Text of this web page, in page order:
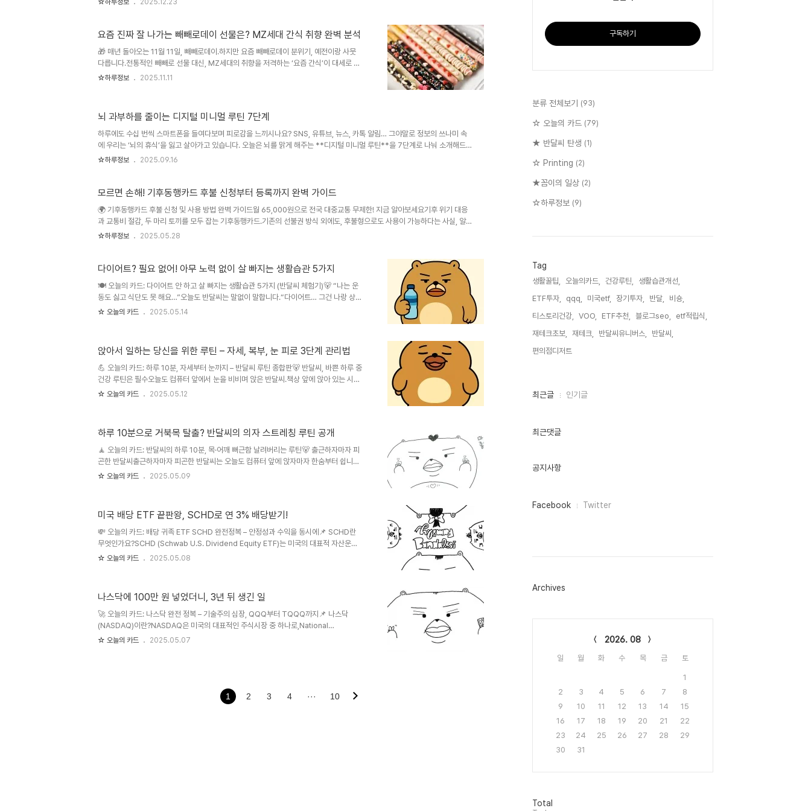
트렌드가 바뀐 이유예전 크리스마스 선물은 의미 중심이었다.커플이면 커플링, 친구면 다이
실용성과 소소한 즐거움을 동시에 만족시키는 선물이 강세다.가격대는 낮아졌지만 받는 사
람의 취향을 정확히..
☆하루정보 2025.12.23
요즘 진짜 잘 나가는 빼빼로데이 선물은? MZ세대 간식 취향 완벽 분석
🎁 매년 돌아오는 11월 11일, 빼빼로데이.하지만 요즘 빼빼로데이 분위기, 예전이랑 사뭇
다릅니다.전통적인 빼빼로 선물 대신, MZ세대의 취향을 저격하는 ‘요즘 간식’이 대세로 떠
오르고 있죠.그래서 준비했습니다.요즘 진짜 잘 나가는 빼빼로데이 선물과 MZ 간식 트렌드
막대과자’ 공식을 뛰어넘어, 새로운 의미를 부여하고 있습니다.🍫 요즘 잘 나가는 빼빼로데
이 간식 5선커스터마이징 수제 빼빼로자신이 직접 만든 수제 빼빼로를 선..
☆하루정보 2025.11.11
뇌 과부하를 줄이는 디지털 미니멀 루틴 7단계
하루에도 수십 번씩 스마트폰을 들여다보며 피로감을 느끼시나요? SNS, 유튜브, 뉴스, 카톡 알림… 그야말로 정보의 쓰나미 속
에 우리는 ‘뇌의 휴식’을 잃고 살아가고 있습니다. 오늘은 뇌를 맑게 해주는 **디지털 미니멀 루틴**을 7단계로 나눠 소개해드
릴게요. 바쁜 현대인이라면 반드시 읽고 실천해봐야 할 루틴입니다. --- ## 1. 알림 OFF! 뇌의 소음부터 차단하기 가장 먼저 실
- Android → 설정 ..
☆하루정보 2025.09.16
모르면 손해! 기후동행카드 후불 신청부터 등록까지 완벽 가이드
🌍 기후동행카드 후불 신청 및 사용 방법 완벽 가이드월 65,000원으로 전국 대중교통 무제한! 지금 알아보세요기후 위기 대응
과 교통비 절감, 두 마리 토끼를 모두 잡는 기후동행카드.기존의 선불권 방식 외에도, 후불형으로도 사용이 가능하다는 사실, 알
고 계셨나요?오늘은 티머니/우리카드 기반의 후불형 기후동행카드에 대해신청 절차부터 실제 사용 방법, 유의사항까지모든 정
역시 통합 가능🚍 버스, 지하철, 일부 환승 포함🕰️ 선불권 또는 후불카드 방식으..
☆하루정보 2025.05.28
다이어트? 필요 없어! 아무 노력 없이 살 빠지는 생활습관 5가지
🍽 오늘의 카드: 다이어트 안 하고 살 빠지는 생활습관 5가지 (반달씨 체험기)🐻 “나는 운
동도 싫고 식단도 못 해요…”오늘도 반달씨는 말없이 말합니다.“다이어트… 그건 나랑 상극
이지.”하지만 이상하게도, 반달씨는 요즘 몸이 가벼워졌습니다.무리한 다이어트 없이, 단지
실 ‘목마름’일 때가 많다!TIP: 물병을 눈앞에 두고 1시간마다 한 모금씩2️⃣ 서서 보내는 시간
늘리기의자에서 무조건 1시간에 한 번 일어나기 전..
☆ 오늘의 카드 2025.05.14
앉아서 일하는 당신을 위한 루틴 – 자세, 복부, 눈 피로 3단계 관리법
💪 오늘의 카드: 하루 10분, 자세부터 눈까지 – 반달씨 루틴 종합판🐻 반달씨, 바쁜 하루 중
건강 루틴은 필수오늘도 컴퓨터 앞에서 눈을 비비며 앉은 반달씨.책상 앞에 앉아 있는 시간
이 많다 보니복부는 무너지고, 자세는 구부정, 눈은 뻑뻑해지는 매일매일…“그냥 버티다 보
근육을 이완시켜 안구건조, 두통 예방⏱ 하루 10분 루틴 구성표루틴동작시간복부 루틴배
에 힘주며 자세 바로잡기1분무릎 위 손 얹고 복식호흡1분상체 세우며..
☆ 오늘의 카드 2025.05.12
하루 10분으로 거북목 탈출? 반달씨의 의자 스트레칭 루틴 공개
🧘 오늘의 카드: 반달씨의 하루 10분, 목·어깨 뻐근함 날려버리는 루틴🐻 출근하자마자 피
곤한 반달씨출근하자마자 피곤한 반달씨는 오늘도 컴퓨터 앞에 앉자마자 한숨부터 쉽니다.
화면에는 끝도 없는 메일, 끝나지 않는 보고서, 굽은 자세로 말라가는 어깨와 목… “왜인지
터를 계속 사용하는 삶 속에서거북목, 승모근 통증, 어깨 결림은 피할 수 없는 문제입니다.
하지만 하루 10분이면 달라질 수 있습니다.헬스 트레이너도, 장비도 필요 없습니다.의자..
☆ 오늘의 카드 2025.05.09
미국 배당 ETF 끝판왕, SCHD로 연 3% 배당받기!
💸 오늘의 카드: 배당 귀족 ETF SCHD 완전정복 – 안정성과 수익을 동시에📌 SCHD란
무엇인가요?SCHD (Schwab U.S. Dividend Equity ETF)는 미국의 대표적 자산운용
사 Charles Schwab이 만든배당 성장주 중심의 ETF입니다.단순히 높은 배당을 주는 것
가요? (핵심 매력 4가지)배당 수익률 + 성장성낮은 보수엄선된 종목 구성장기투자 적
합“SCHD는 월급처럼 배당받으며 투자하는 ..
☆ 오늘의 카드 2025.05.08
나스닥에 100만 원 넣었더니, 3년 뒤 생긴 일
🚀 오늘의 카드: 나스닥 완전 정복 – 기술주의 심장, QQQ부터 TQQQ까지📌 나스닥
(NASDAQ)이란?NASDAQ은 미국의 대표적인 주식시장 중 하나로,National
Association of Securities Dealers Automated Quotations의 약자입니다.다우존
100개 종목으로 구성된 지수입니다.애플, 마이크로소프..
☆ 오늘의 카드 2025.05.07
1 2 3 4 ··· 10
구독하기
분류 전체보기 (93)
☆ 오늘의 카드 (79)
★ 반달씨 탄생 (1)
☆ Printing (2)
★꼼이의 일상 (2)
☆하루정보 (9)
Tag
생활꿀팁, 오늘의카드, 건강루틴,
생활습관개선,
ETF투자,
qqq, 미국etf, 장기투자, 반달,
비숑,
티스토리건강,
VOO, ETF추천, 블로그seo,
etf적립식,
재테크초보,
재테크, 반달씨유니버스,
반달씨,
편의점디저트,
최
인
최근글 인기글
최근댓글
공지사항
페
그
Facebook Twitter
Archives
2026. 08
일 월 화 수 목 금 토
1
2
3 4 5 6 7
8
9
10 11 12 13 14
15
16
17 18 19 20 21
22
23
24 25 26 27 28
29
30
31
방
Total